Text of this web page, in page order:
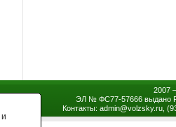
2007
ЭЛ № ФС77-57666 выдано
Контакты: admin@volzsky.ru,
и